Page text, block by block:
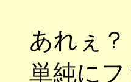
あれぇ？
単純に